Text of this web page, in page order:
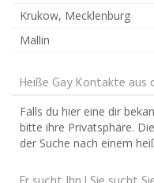
Krukow, Mecklenburg
Mallin
Heiße Gay Kontakte aus
Falls du hier eine dir
bitte ihre Privatsphäre.
der Suche nach einem